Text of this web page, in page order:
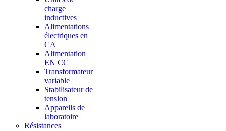
charge
inductives
Alimentations
électriques en
CA
Alimentation
EN CC
Transformateur
variable
Stabilisateur de
tension
Appareils de
laboratoire
Résistances